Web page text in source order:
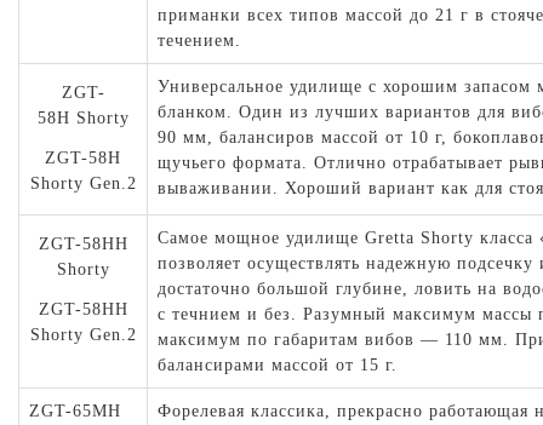
приманки всех типов массой до 21 г в
течением.
ZGT-
58H Shorty
ZGT-58H
Shorty Gen.2
Универсальное удилище с хорошим
бланком. Один из лучших вариантов для
90 мм, балансиров массой от 10 г,
щучьего формата. Отлично отрабатывает
вываживании. Хороший вариант как для
ZGT-58HH
Shorty
ZGT-58HH
Shorty Gen.2
Самое мощное удилище Gretta Shorty класса
позволяет осуществлять надежную
достаточно большой глубине, ловить на
с течнием и без. Разумный максимум
максимум по габаритам вибов — 110 мм.
балансирами массой от 15 г.
ZGT-65MH
Форелевая классика, прекрасно